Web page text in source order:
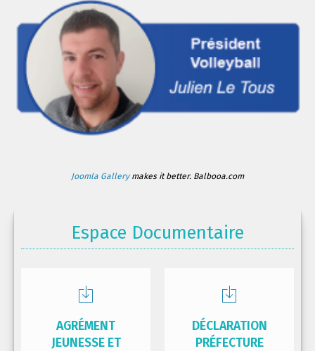
Joomla Gallerymakes it better. Balbooa.com
Espace Documentaire
AGRÉMENT
JEUNESSE ET
DÉCLARATION
PRÉFECTURE